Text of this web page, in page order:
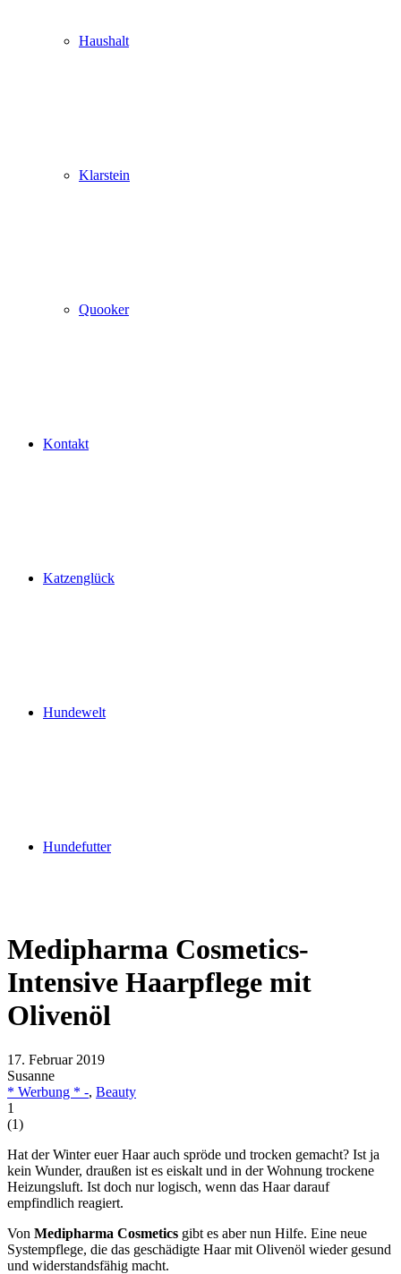
Haushalt
Klarstein
Quooker
Kontakt
Katzenglück
Hundewelt
Hundefutter
Medipharma Cosmetics-
Intensive Haarpflege mit
Olivenöl
17. Februar 2019
Susanne
* Werbung * -, Beauty
1
(1)
Hat der Winter euer Haar auch spröde und trocken gemacht? Ist ja
kein Wunder, draußen ist es eiskalt und in der Wohnung trockene
Heizungsluft. Ist doch nur logisch, wenn das Haar darauf
empfindlich reagiert.
Von Medipharma Cosmetics gibt es aber nun Hilfe. Eine neue
Systempflege, die das geschädigte Haar mit Olivenöl wieder gesund
und widerstandsfähig macht.